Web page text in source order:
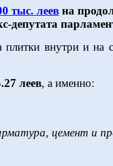
тыс. леев на
депутата
внутри и на
леев, а именно:
цемент и